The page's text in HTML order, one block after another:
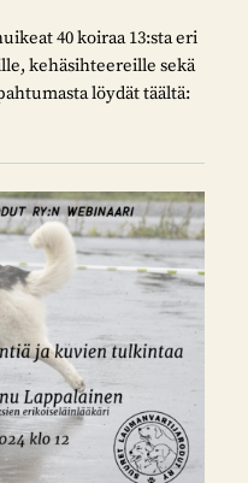
40 koiraa 13:sta eri
kehäsihteereille sekä
löydät täältä: